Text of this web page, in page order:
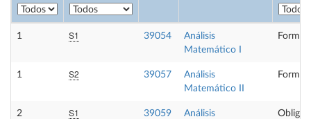
1 S1 39054
Análisis
Matemático I
1 S2 39057
Análisis
Matemático II
2 S1 39059
Análisis